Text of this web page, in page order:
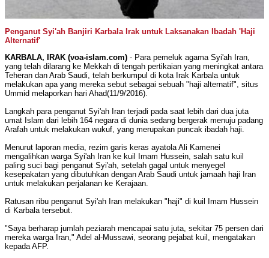
Penganut Syi'ah Banjiri Karbala Irak untuk Laksanakan Ibadah 'Haji
Alternatif'
KARBALA, IRAK (voa-islam.com) - Para pemeluk agama Syi'ah Iran,
yang telah dilarang ke Mekkah di tengah pertikaian yang meningkat antara
Teheran dan Arab Saudi, telah berkumpul di kota Irak Karbala untuk
melakukan apa yang mereka sebut sebagai sebuah "haji alternatif", situs
Ummid melaporkan hari Ahad(11/9/2016).
Langkah para penganut Syi'ah Iran terjadi pada saat lebih dari dua juta
umat Islam dari lebih 164 negara di dunia sedang bergerak menuju padang
Arafah untuk melakukan wukuf, yang merupakan puncak ibadah haji.
Menurut laporan media, rezim garis keras ayatola Ali Kamenei
mengalihkan warga Syi'ah Iran ke kuil Imam Hussein, salah satu kuil
paling suci bagi penganut Syi'ah, setelah gagal untuk menyegel
kesepakatan yang dibutuhkan dengan Arab Saudi untuk jamaah haji Iran
untuk melakukan perjalanan ke Kerajaan.
Ratusan ribu penganut Syi'ah Iran melakukan "haji" di kuil Imam Hussein
di Karbala tersebut.
"Saya berharap jumlah peziarah mencapai satu juta, sekitar 75 persen dari
mereka warga Iran," Adel al-Mussawi, seorang pejabat kuil, mengatakan
kepada AFP.